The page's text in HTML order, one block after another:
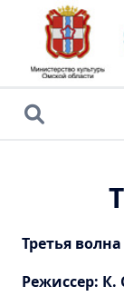
Третья волна
Режиссер: К.